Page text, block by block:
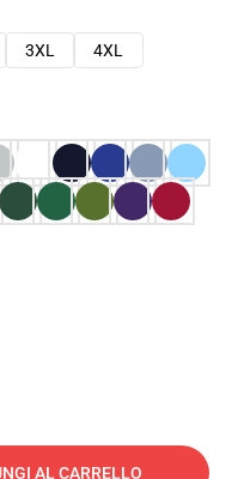
3XL
4XL
AL CARRELLO